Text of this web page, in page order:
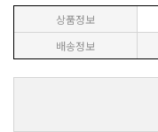
상품정보
배송정보